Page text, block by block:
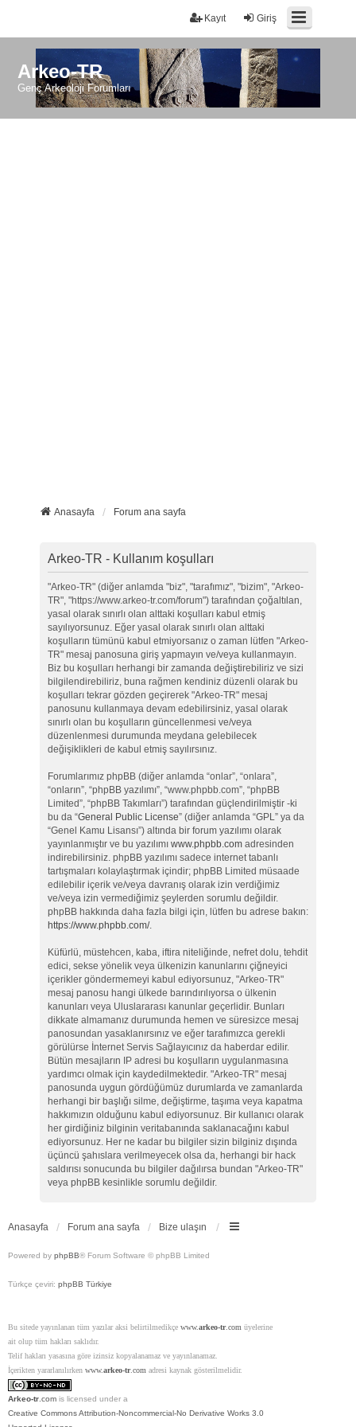
Giriş
Kayıt
Arkeo-TR
Genç Arkeoloji Forumları
Anasayfa Forum ana sayfa
Arkeo-TR - Kullanım koşulları
"Arkeo-TR" (diğer anlamda "biz", "tarafımız", "bizim", "Arkeo-
TR", "https://www.arkeo-tr.com/forum") tarafından çoğaltılan,
yasal olarak sınırlı olan alttaki koşulları kabul etmiş
sayılıyorsunuz. Eğer yasal olarak sınırlı olan alttaki
koşulların tümünü kabul etmiyorsanız o zaman lütfen "Arkeo-
TR" mesaj panosuna giriş yapmayın ve/veya kullanmayın.
Biz bu koşulları herhangi bir zamanda değiştirebiliriz ve sizi
bilgilendirebiliriz, buna rağmen kendiniz düzenli olarak bu
koşulları tekrar gözden geçirerek "Arkeo-TR" mesaj
panosunu kullanmaya devam edebilirsiniz, yasal olarak
sınırlı olan bu koşulların güncellenmesi ve/veya
düzenlenmesi durumunda meydana gelebilecek
değişiklikleri de kabul etmiş sayılırsınız.
Forumlarımız phpBB (diğer anlamda “onlar”, “onlara”,
“onların”, “phpBB yazılımı”, “www.phpbb.com”, “phpBB
Limited”, “phpBB Takımları”) tarafından güçlendirilmiştir -ki
bu da “General Public License” (diğer anlamda “GPL” ya da
“Genel Kamu Lisansı”) altında bir forum yazılımı olarak
yayınlanmıştır ve bu yazılımı www.phpbb.comadresinden
indirebilirsiniz. phpBB yazılımı sadece internet tabanlı
tartışmaları kolaylaştırmak içindir; phpBB Limited müsaade
edilebilir içerik ve/veya davranış olarak izin verdiğimiz
ve/veya izin vermediğimiz şeylerden sorumlu değildir.
phpBB hakkında daha fazla bilgi için, lütfen bu adrese bakın:
https://www.phpbb.com/.
Küfürlü, müstehcen, kaba, iftira niteliğinde, nefret dolu, tehdit
edici, sekse yönelik veya ülkenizin kanunlarını çiğneyici
içerikler göndermemeyi kabul ediyorsunuz, "Arkeo-TR"
mesaj panosu hangi ülkede barındırılıyorsa o ülkenin
kanunları veya Uluslararası kanunlar geçerlidir. Bunları
dikkate almamanız durumunda hemen ve süresizce mesaj
panosundan yasaklanırsınız ve eğer tarafımızca gerekli
görülürse İnternet Servis Sağlayıcınız da haberdar edilir.
Bütün mesajların IP adresi bu koşulların uygulanmasına
yardımcı olmak için kaydedilmektedir. "Arkeo-TR" mesaj
panosunda uygun gördüğümüz durumlarda ve zamanlarda
herhangi bir başlığı silme, değiştirme, taşıma veya kapatma
hakkımızın olduğunu kabul ediyorsunuz. Bir kullanıcı olarak
her girdiğiniz bilginin veritabanında saklanacağını kabul
ediyorsunuz. Her ne kadar bu bilgiler sizin bilginiz dışında
üçüncü şahıslara verilmeyecek olsa da, herhangi bir hack
saldırısı sonucunda bu bilgiler dağılırsa bundan "Arkeo-TR"
veya phpBB kesinlikle sorumlu değildir.
Anasayfa Forum ana sayfa Bize ulaşın
Powered by phpBB® Forum Software © phpBB Limited
Türkçe çeviri: phpBB Türkiye
Bu sitede yayınlanan tüm yazılar aksi belirtilmedikçe www.arkeo-tr.com üyelerine
ait olup tüm hakları saklıdır.
Telif hakları yasasına göre izinsiz kopyalanamaz ve yayınlanamaz.
İçerikten yararlanılırken www.arkeo-tr.com adresi kaynak gösterilmelidir.
Arkeo-tr .com is licensed under a
Creative Commons Attribution-Noncommercial-No Derivative Works 3.0